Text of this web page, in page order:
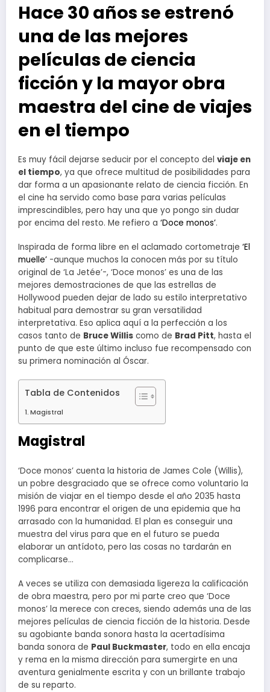
Hace 30 años se estrenó
una de las mejores
películas de ciencia
ficción y la mayor obra
maestra del cine de viajes
en el tiempo
Es muy fácil dejarse seducir por el concepto del viaje en
el tiempo, ya que ofrece multitud de posibilidades para
dar forma a un apasionante relato de ciencia ficción. En
el cine ha servido como base para varias películas
imprescindibles, pero hay una que yo pongo sin dudar
por encima del resto. Me refiero a ‘Doce monos’.
Inspirada de forma libre en el aclamado cortometraje ‘El
muelle’ -aunque muchos la conocen más por su título
original de ‘La Jetée’-, ‘Doce monos’ es una de las
mejores demostraciones de que las estrellas de
Hollywood pueden dejar de lado su estilo interpretativo
habitual para demostrar su gran versatilidad
interpretativa. Eso aplica aquí a la perfección a los
casos tanto de Bruce Willis como de Brad Pitt, hasta el
punto de que este último incluso fue recompensado con
su primera nominación al Óscar.
Tabla de Contenidos
Magistral
Magistral
‘Doce monos’ cuenta la historia de James Cole (Willis),
un pobre desgraciado que se ofrece como voluntario la
misión de viajar en el tiempo desde el año 2035 hasta
1996 para encontrar el origen de una epidemia que ha
arrasado con la humanidad. El plan es conseguir una
muestra del virus para que en el futuro se pueda
elaborar un antídoto, pero las cosas no tardarán en
complicarse…
A veces se utiliza con demasiada ligereza la calificación
de obra maestra, pero por mi parte creo que ‘Doce
monos’ la merece con creces, siendo además una de las
mejores películas de ciencia ficción de la historia. Desde
su agobiante banda sonora hasta la acertadísima
banda sonora de Paul Buckmaster, todo en ella encaja
y rema en la misma dirección para sumergirte en una
aventura genialmente escrita y con un brillante trabajo
de su reparto.